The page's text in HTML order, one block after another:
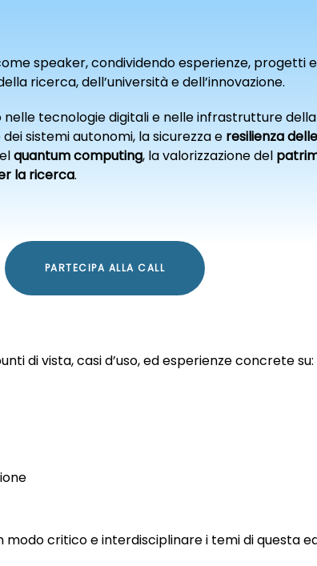
speaker, condividendo esperienze, progetti e
ricerca, dell’università e dell’innovazione.
nelle tecnologie digitali e nelle infrastrutture
dei sistemi autonomi, la sicurezza e resilienza
quantum computing, la valorizzazione del
la ricerca.
PARTECIPA ALLA CALL
di vista, casi d’uso, ed esperienze concrete su:
critico e interdisciplinare i temi di questa